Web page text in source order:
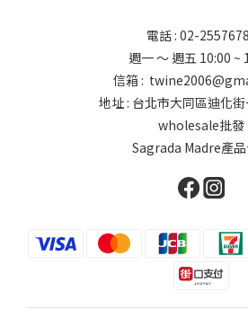
電話 : 02-
週一 ～ 週五 10:00 ~
信箱 :
地址 : 台北市大同區迪化
wholesale批發
Sagrada Madre產